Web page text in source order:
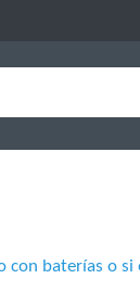
baterías o si